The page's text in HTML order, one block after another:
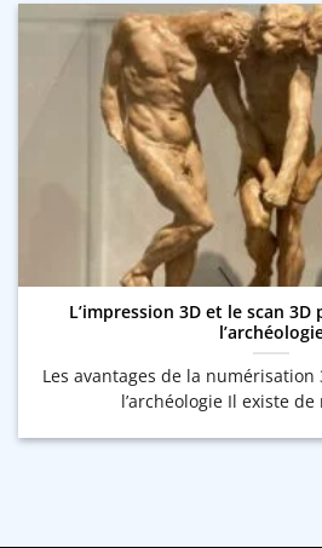
L’impression 3D et le scan
Les avantages de la
l’archéologie Il existe